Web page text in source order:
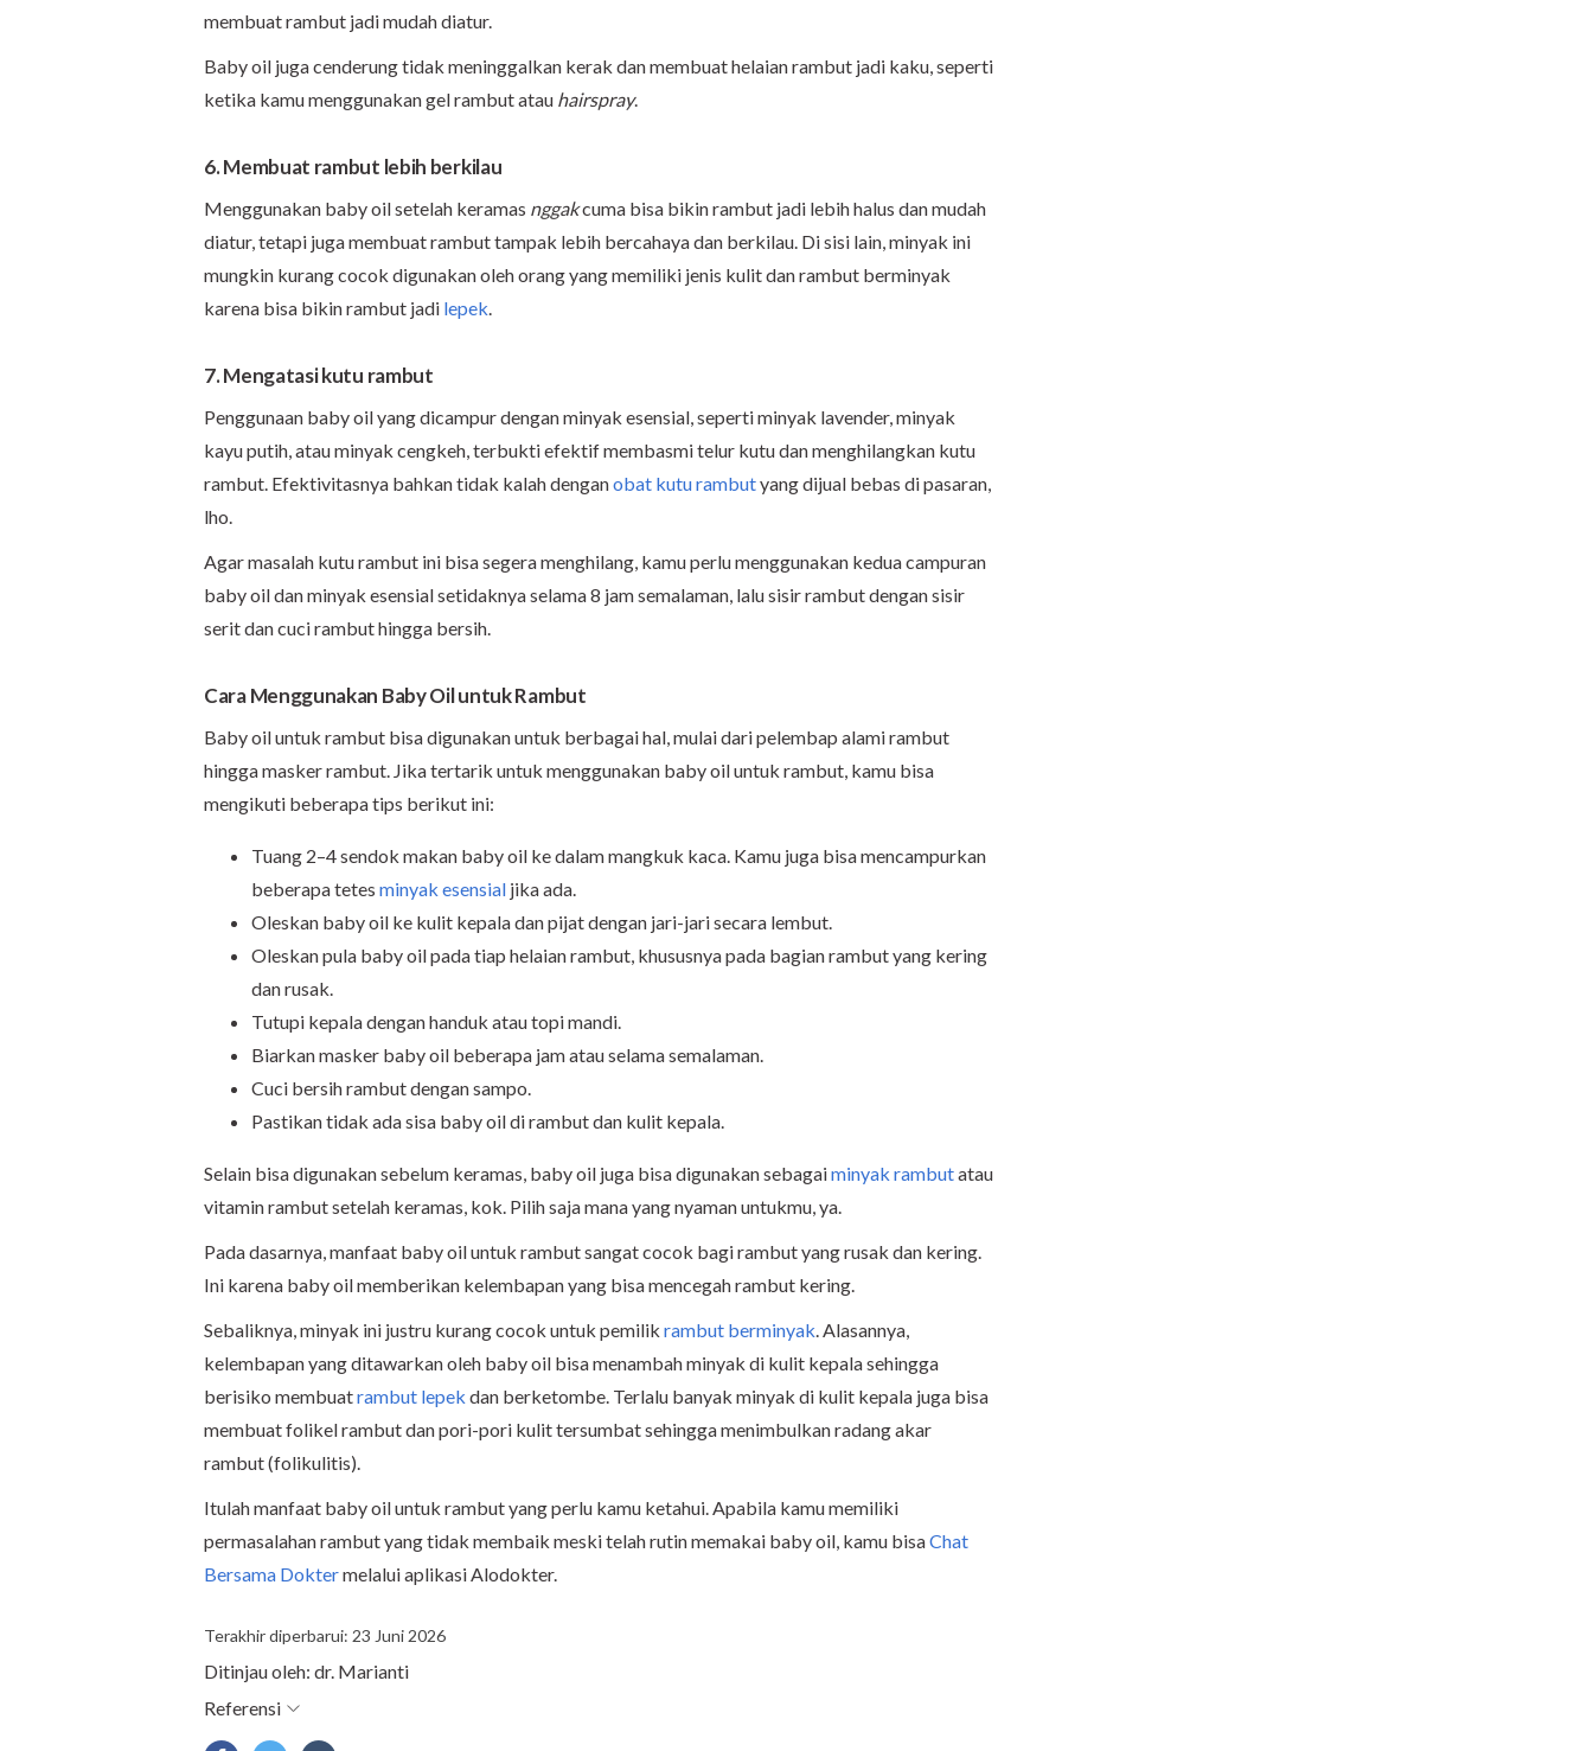
membuat rambut jadi mudah diatur.
Baby oil juga cenderung tidak meninggalkan kerak dan membuat helaian rambut jadi kaku, seperti
ketika kamu menggunakan gel rambut atau hairspray.
6. Membuat rambut lebih berkilau
Menggunakan baby oil setelah keramas nggakcuma bisa bikin rambut jadi lebih halus dan mudah
diatur, tetapi juga membuat rambut tampak lebih bercahaya dan berkilau. Di sisi lain, minyak ini
mungkin kurang cocok digunakan oleh orang yang memiliki jenis kulit dan rambut berminyak
karena bisa bikin rambut jadi lepek.
7. Mengatasi kutu rambut
Penggunaan baby oil yang dicampur dengan minyak esensial, seperti minyak lavender, minyak
kayu putih, atau minyak cengkeh, terbukti efektif membasmi telur kutu dan menghilangkan kutu
rambut. Efektivitasnya bahkan tidak kalah denganobat kutu rambutyang dijual bebas di pasaran,
lho.
Agar masalah kutu rambut ini bisa segera menghilang, kamu perlu menggunakan kedua campuran
baby oil dan minyak esensial setidaknya selama 8 jam semalaman, lalu sisir rambut dengan sisir
serit dan cuci rambut hingga bersih.
Cara Menggunakan Baby Oil untuk Rambut
Baby oil untuk rambut bisa digunakan untuk berbagai hal, mulai dari pelembap alami rambut
hingga masker rambut. Jika tertarik untuk menggunakan baby oil untuk rambut, kamu bisa
mengikuti beberapa tips berikut ini:
Tuang 2–4 sendok makan baby oil ke dalam mangkuk kaca. Kamu juga bisa mencampurkan
beberapa tetes minyak esensial jika ada.
Oleskan baby oil ke kulit kepala dan pijat dengan jari-jari secara lembut.
Oleskan pula baby oil pada tiap helaian rambut, khususnya pada bagian rambut yang kering
dan rusak.
Tutupi kepala dengan handuk atau topi mandi.
Biarkan masker baby oil beberapa jam atau selama semalaman.
Cuci bersih rambut dengan sampo.
Pastikan tidak ada sisa baby oil di rambut dan kulit kepala.
Selain bisa digunakan sebelum keramas, baby oil juga bisa digunakan sebagaiminyak rambutatau
vitamin rambut setelah keramas, kok. Pilih saja mana yang nyaman untukmu, ya.
Pada dasarnya, manfaat baby oil untuk rambut sangat cocok bagi rambut yang rusak dan kering.
Ini karena baby oil memberikan kelembapan yang bisa mencegah rambut kering.
Sebaliknya, minyak ini justru kurang cocok untuk pemilik rambut berminyak. Alasannya,
kelembapan yang ditawarkan oleh baby oil bisa menambah minyak di kulit kepala sehingga
berisiko membuatrambut lepek dan berketombe. Terlalu banyak minyak di kulit kepala juga bisa
membuat folikel rambut dan pori-pori kulit tersumbat sehingga menimbulkan radang akar
rambut (folikulitis).
Itulah manfaat baby oil untuk rambut yang perlu kamu ketahui. Apabila kamu memiliki
permasalahan rambut yang tidak membaik meski telah rutin memakai baby oil, kamu bisaChat
Bersama Doktermelalui aplikasi Alodokter.
Terakhir diperbarui: 23 Juni 2026